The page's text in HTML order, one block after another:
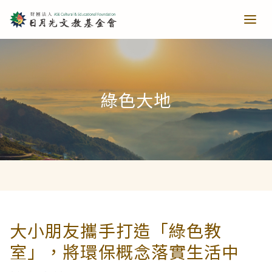
青少培育
助力培育
樂讀種書
教育推廣
當主播遇上古人第一季
西洋藝術奇幻之旅第一季
藝文扎根
藝文散策
樂齡樂學
公共建設
綠色大地
大小朋友攜手打造「綠色教
室」，將環保概念落實生活中